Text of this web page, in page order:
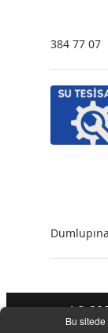
384 77 07
Bu sitede
| ©
Su